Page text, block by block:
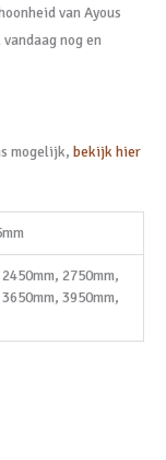
van Ayous
nog en
mogelijk, bekijk hier
2750mm,
3950mm,